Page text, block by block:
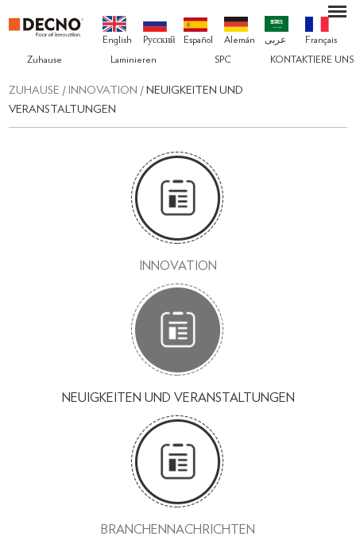
English Pусский Español Alemán عربى Français
Zuhause Laminieren SPC KONTAKTIERE UNS
ZUHAUSE / INNOVATION / NEUIGKEITEN UND
VERANSTALTUNGEN
INNOVATION
NEUIGKEITEN UND VERANSTALTUNGEN
BRANCHENNACHRICHTEN